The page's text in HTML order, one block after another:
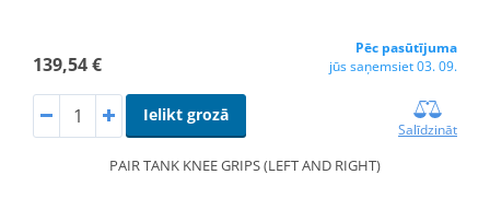
139,54 €
Pēc pasūtījuma
jūs saņemsiet 03. 09.
Ielikt grozā
Salīdzināt
PAIR TANK KNEE GRIPS (LEFT AND RIGHT)